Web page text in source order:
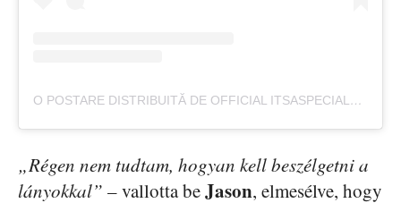
O POSTARE DISTRIBUITĂ DE OFFICIAL ITSASPECIALLIFE (@ITSASPECIALLIFE)
„Régen nem tudtam, hogyan kell beszélgetni a
lányokkal” – vallotta beJason, elmesélve, hogy